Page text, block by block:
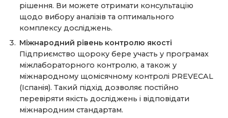
рішення. Ви можете отримати консультацію
щодо вибору аналізів та оптимального
комплексу досліджень.
Міжнародний рівень контролю якості
Підприємство щороку бере участь у програмах
міжлабораторного контролю, а також у
міжнародному щомісячному контролі PREVECAL
(Іспанія). Такий підхід дозволяє постійно
перевіряти якість досліджень і відповідати
міжнародним стандартам.